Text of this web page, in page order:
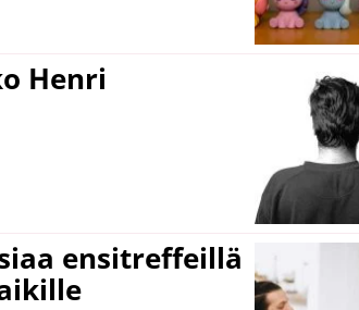
Henri
ensitreffeillä